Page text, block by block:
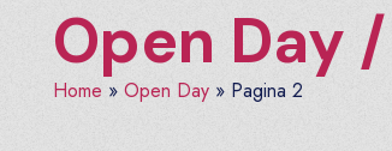
Open Day /
Home » Open Day » Pagina 2